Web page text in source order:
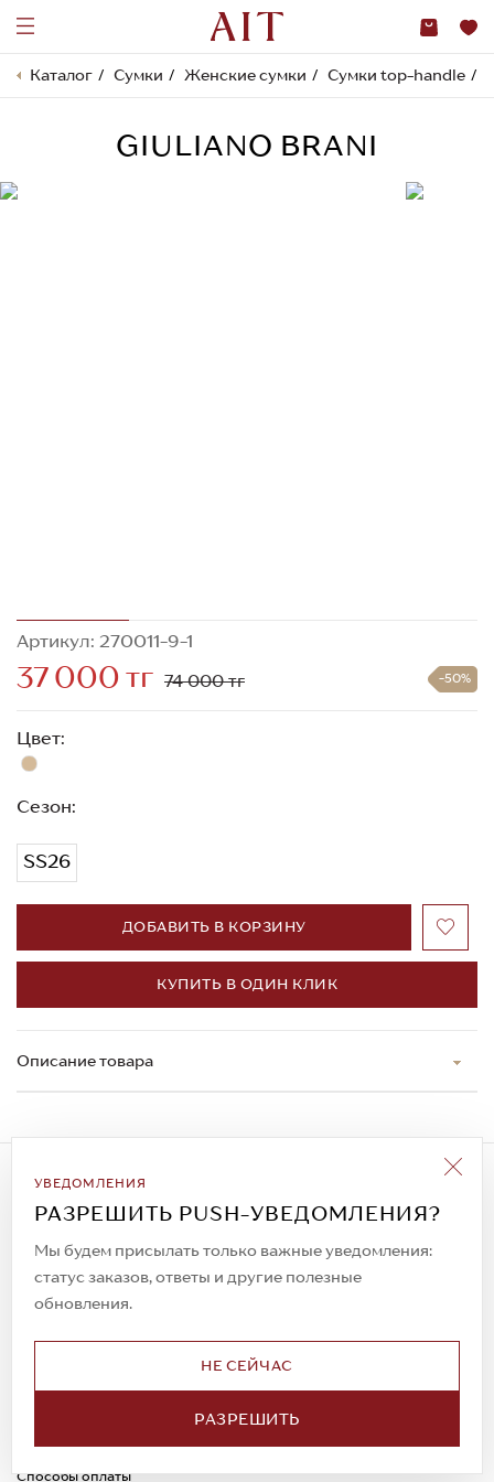
Каталог Сумки Женские сумки Сумки top-handle
GIULIANO BRANI
Артикул: 270011-9-1
37 000 тг 74 000 тг -50%
Цвет:
Сезон:
SS26
ДОБАВИТЬ В КОРЗИНУ
КУПИТЬ В ОДИН КЛИК
Описание товара
УВЕДОМЛЕНИЯ
РАЗРЕШИТЬ PUSH-УВЕДОМЛЕНИЯ?
Мы будем присылать только важные уведомления:
статус заказов, ответы и другие полезные
обновления.
НЕ СЕЙЧАС
РАЗРЕШИТЬ
Подписаться на рассылку
Всегда будьте в курсе новых акций и
спецпредложений!
© 2023. AIT Shoes
Все права защищены
Доставка
Способы оплаты
Обмен и возврат
Каспи-Ред